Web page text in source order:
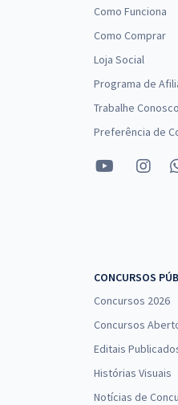
Como Funciona
Como Comprar
Loja Social
Programa de
Trabalhe Conosco
Preferência de
CONCURSOS
Concursos 2026
Concursos
Editais
Histórias Visuais
Notícias de